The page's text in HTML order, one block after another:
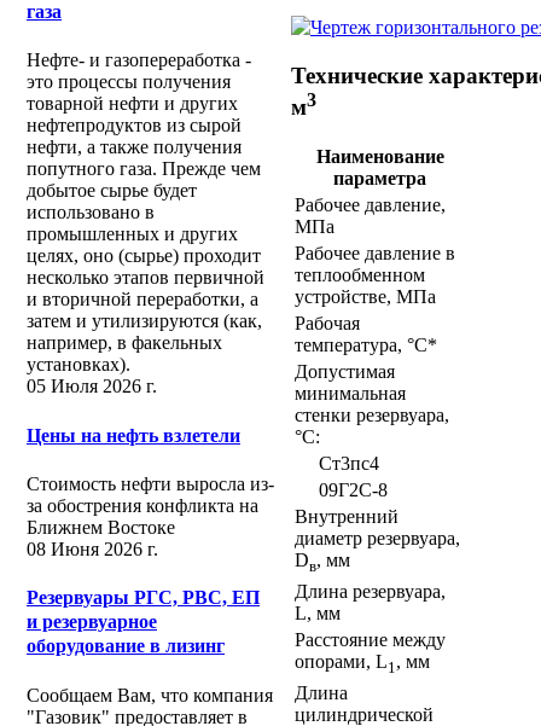
газа
Нефте- и газопереработка -
это процессы получения
товарной нефти и других
нефтепродуктов из сырой
нефти, а также получения
попутного газа. Прежде чем
добытое сырье будет
использовано в
промышленных и других
целях, оно (сырье) проходит
несколько этапов первичной
и вторичной переработки, а
затем и утилизируются (как,
например, в факельных
установках).
05 Июля 2026 г.
Цены на нефть взлетели
Стоимость нефти выросла из-
за обострения конфликта на
Ближнем Востоке
08 Июня 2026 г.
Резервуары РГС, РВС, ЕП
и резервуарное
оборудование в лизинг
Сообщаем Вам, что компания
"Газовик" предоставляет в
Технические
м3
Наименование
параметра
Рабочее давление,
МПа
Рабочее давление в
теплообменном
устройстве, МПа
Рабочая
температура, °С*
Допустимая
минимальная
стенки резервуара,
°С:
Ст3пс4
09Г2С-8
Внутренний
диаметр резервуара,
Dв, мм
Длина резервуара,
L, мм
Расстояние между
опорами, L1, мм
Длина
цилиндрической